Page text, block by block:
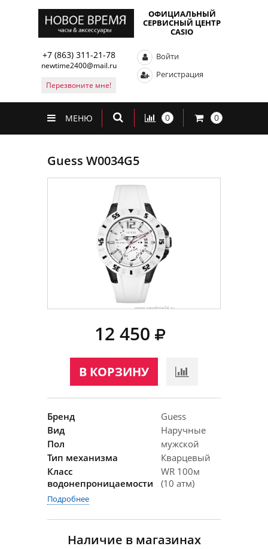
ОФИЦИАЛЬНЫЙ
СЕРВИСНЫЙ ЦЕНТР
CASIO
+7 (863) 311-21-78
newtime2400@mail.ru
Перезвоните мне!
Войти
Регистрация
МЕНЮ 0 0
Guess W0034G5
12 450
В КОРЗИНУ
Бренд
Guess
Вид
Наручные
Пол
мужской
Тип механизма
Кварцевый
Класс
водонепроницаемости
WR 100м
(10 атм)
Подробнее
Наличие в магазинах